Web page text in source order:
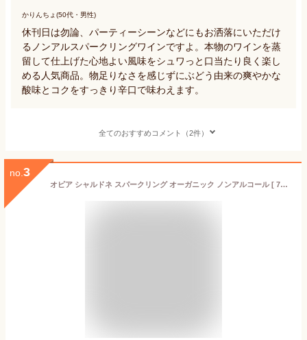
かりんちょ(50代・男性)
休刊日は勿論、パーティーシーンなどにもお洒落にいただけ
るノンアルスパークリングワインですよ。本物のワインを蒸
留して仕上げた心地よい風味をシュワっと口当たり良く楽し
める人気商品。物足りなさを感じずにぶどう由来の爽やかな
酸味とコクをすっきり辛口で味わえます。
全てのおすすめコメント（2件）
no. 3
オピア シャルドネ スパークリング オーガニック ノンアルコール [ 750ml ]